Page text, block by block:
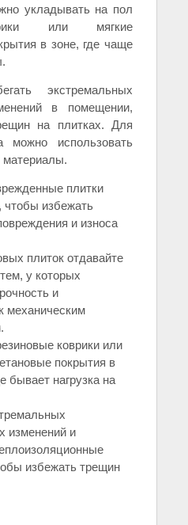
укладывать на пол
или мягкие
в зоне, где чаще
экстремальных
в помещении,
на плитках. Для
использовать
материалы.
плитки
чтобы избежать
и износа
плиток отдавайте
у которых
и
механическим
коврики или
покрытия в
бывает нагрузка на
изменений и
избежать трещин